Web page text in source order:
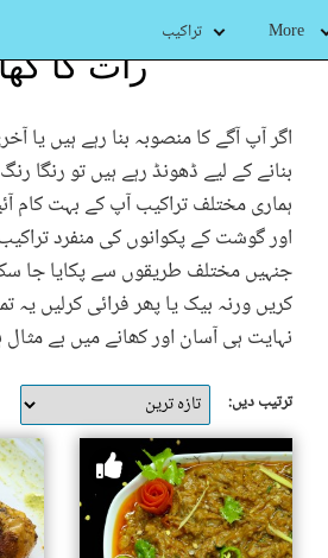
تراکیب More
رات کا
اگر آپ آگے کا منصوبہ بنا رہے ہیں یا
بنانے کے لیے ڈھونڈ رہے ہیں تو رنگا
ہماری مختلف تراکیب آپ کے بہت کام
اور گوشت کے پکوانوں کی منفرد
جنہیں مختلف طریقوں سے پکایا جا
کریں ورنہ بیک یا پھر فرائی کرلیں یہ
نہایت ہی آسان اور کھانے میں بے مثال
ترتیب دیں: